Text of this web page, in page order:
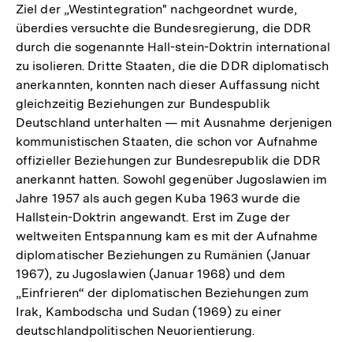
Ziel der „Westintegration" nachgeordnet wurde,
überdies versuchte die Bundesregierung, die DDR
durch die sogenannte Hall-stein-Doktrin international
zu isolieren. Dritte Staaten, die die DDR diplomatisch
anerkannten, konnten nach dieser Auffassung nicht
gleichzeitig Beziehungen zur Bundespublik
Deutschland unterhalten — mit Ausnahme derjenigen
kommunistischen Staaten, die schon vor Aufnahme
offizieller Beziehungen zur Bundesrepublik die DDR
anerkannt hatten. Sowohl gegenüber Jugoslawien im
Jahre 1957 als auch gegen Kuba 1963 wurde die
Hallstein-Doktrin angewandt. Erst im Zuge der
weltweiten Entspannung kam es mit der Aufnahme
diplomatischer Beziehungen zu Rumänien (Januar
1967), zu Jugoslawien (Januar 1968) und dem
„Einfrieren“ der diplomatischen Beziehungen zum
Irak, Kambodscha und Sudan (1969) zu einer
deutschlandpolitischen Neuorientierung.